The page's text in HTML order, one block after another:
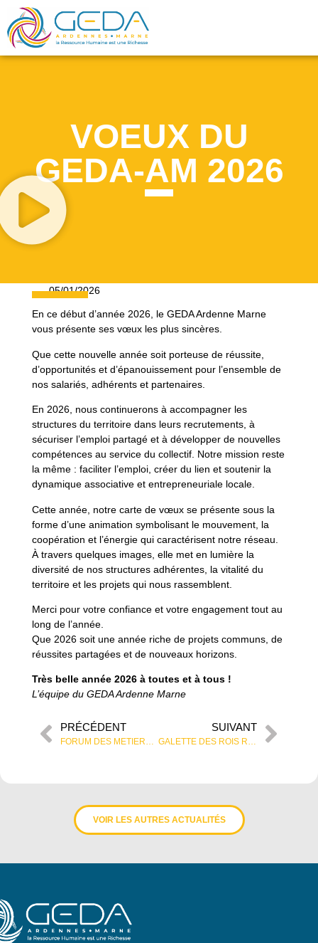
VOEUX DU
GEDA-AM 2026
05/01/2026
En ce début d’année 2026, le GEDA Ardenne Marne
vous présente ses vœux les plus sincères.
Que cette nouvelle année soit porteuse de réussite,
d’opportunités et d’épanouissement pour l’ensemble de
nos salariés, adhérents et partenaires.
En 2026, nous continuerons à accompagner les
structures du territoire dans leurs recrutements, à
sécuriser l’emploi partagé et à développer de nouvelles
compétences au service du collectif. Notre mission reste
la même : faciliter l’emploi, créer du lien et soutenir la
dynamique associative et entrepreneuriale locale.
Cette année, notre carte de vœux se présente sous la
forme d’une animation symbolisant le mouvement, la
coopération et l’énergie qui caractérisent notre réseau.
À travers quelques images, elle met en lumière la
diversité de nos structures adhérentes, la vitalité du
territoire et les projets qui nous rassemblent.
Merci pour votre confiance et votre engagement tout au
long de l’année.
Que 2026 soit une année riche de projets communs, de
réussites partagées et de nouveaux horizons.
Très belle année 2026 à toutes et à tous !
L’équipe du GEDA Ardenne Marne
PRÉCÉDENT SUIVANT
VOIR LES AUTRES ACTUALITÉS